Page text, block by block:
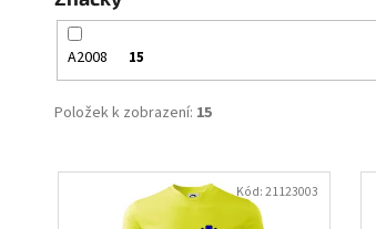
ů
A2008 15
Položek k zobrazení: 15
V
Kód:21123003